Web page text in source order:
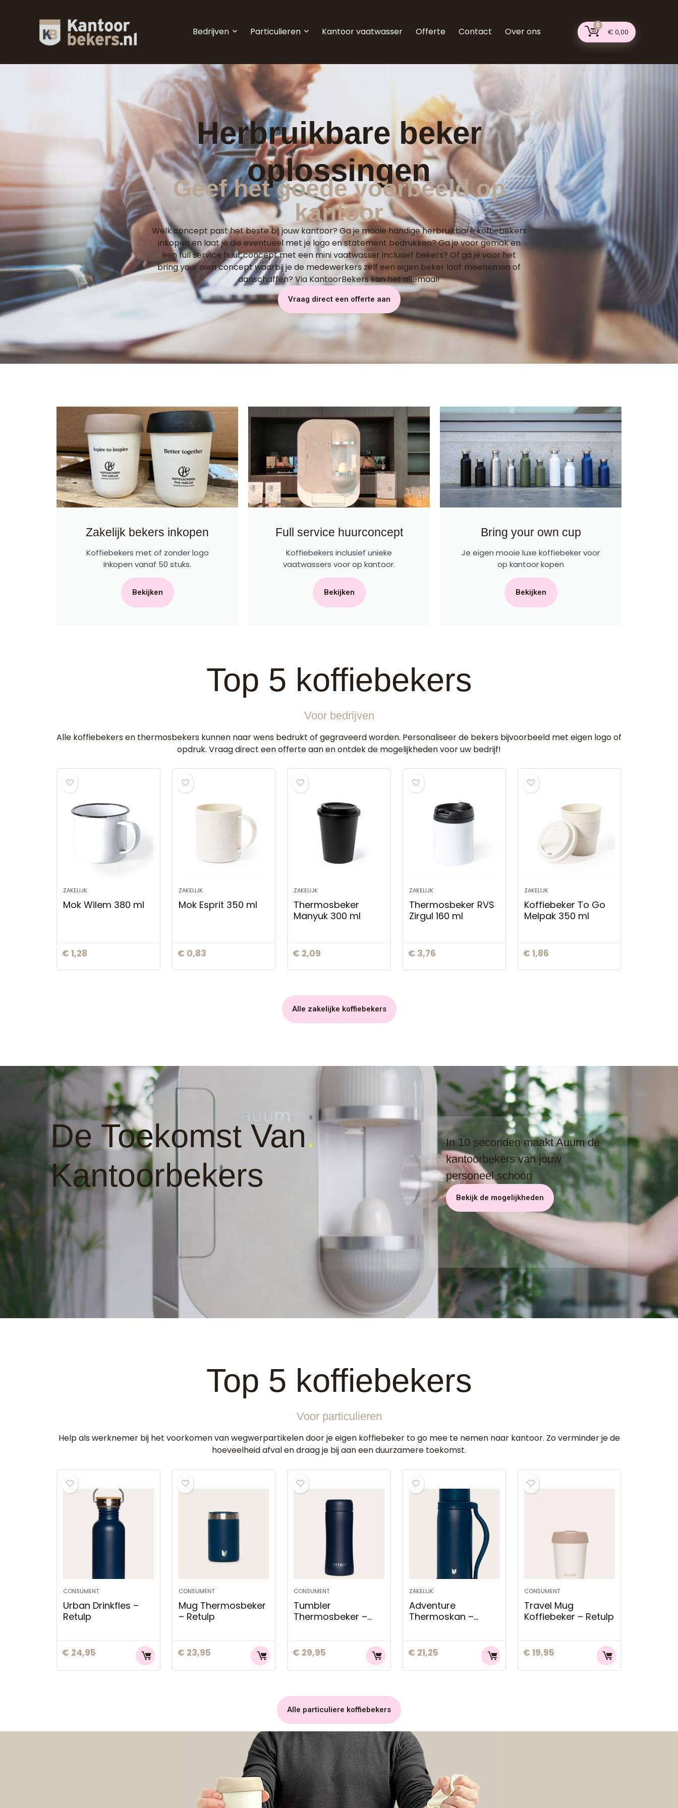
Bedrijven Particulieren Kantoor vaatwasser Offerte Contact Over ons
0
€ 0,00
Herbruikbare beker
oplossingen
Geef het goede voorbeeld op
kantoor
Welk concept past het beste bij jouw kantoor? Ga je mooie handige herbruikbare koffiebekers
inkopen en laat je die eventueel met je logo en statement bedrukken? Ga je voor gemak en
een full service huur concept met een mini vaatwasser inclusief bekers? Of ga je voor het
bring your own concept waarbij je de medewerkers zelf een eigen beker laat meenemen of
aanschaffen? Via KantoorBekers kan het allemaal!
Vraag direct een offerte aan
Zakelijk bekers inkopen
Koffiebekers met of zonder logo
inkopen vanaf 50 stuks.
Bekijken
Full service huurconcept
Koffiebekers inclusief unieke
vaatwassers voor op kantoor.
Bekijken
Bring your own cup
Je eigen mooie luxe koffiebeker voor
op kantoor kopen
Bekijken
Top 5 koffiebekers
Voor bedrijven
Alle koffiebekers en thermosbekers kunnen naar wens bedrukt of gegraveerd worden. Personaliseer de bekers bijvoorbeeld met eigen logo of
opdruk. Vraag direct een offerte aan en ontdek de mogelijkheden voor uw bedrijf!
ZAKELIJK
Mok Wilem 380 ml
€ 1,28
ZAKELIJK
Mok Esprit 350 ml
€ 0,83
ZAKELIJK
Thermosbeker
Manyuk 300 ml
€ 2,09
ZAKELIJK
Thermosbeker RVS
Zirgul 160 ml
€ 3,76
ZAKELIJK
Koffiebeker To Go
Melpak 350 ml
€ 1,86
Alle zakelijke koffiebekers
De Toekomst Van
Kantoorbekers
In 10 seconden maakt Auum de
kantoorbekers van jouw
personeel schoon
Bekijk de mogelijkheden
Top 5 koffiebekers
Voor particulieren
Help als werknemer bij het voorkomen van wegwerpartikelen door je eigen koffiebeker to go mee te nemen naar kantoor. Zo verminder je de
hoeveelheid afval en draag je bij aan een duurzamere toekomst.
CONSUMENT
Urban Drinkfles –
Retulp
€ 24,95
CONSUMENT
Mug Thermosbeker
– Retulp
€ 23,95
CONSUMENT
Tumbler
Thermosbeker –
€ 29,95
ZAKELIJK
Adventure
Thermoskan –
€ 21,25
CONSUMENT
Travel Mug
Koffiebeker – Retulp
€ 19,95
Alle particuliere koffiebekers